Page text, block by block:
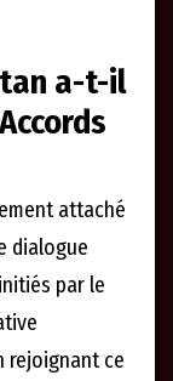
a-t-il
attaché
dialogue
par le
rejoignant ce